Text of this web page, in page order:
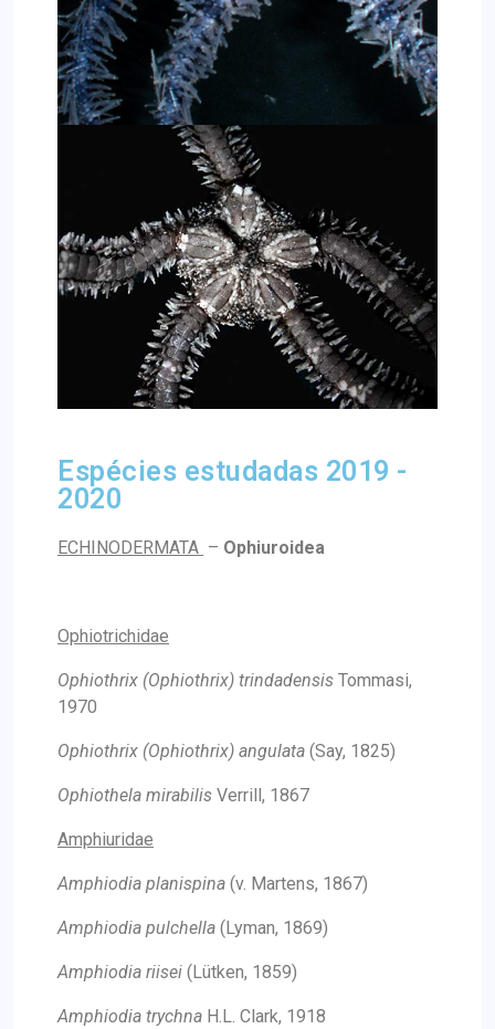
Espécies estudadas 2019 -
2020
ECHINODERMATA – Ophiuroidea
Ophiotrichidae
Ophiothrix (Ophiothrix) trindadensis Tommasi,
1970
Ophiothrix (Ophiothrix) angulata (Say, 1825)
Ophiothela mirabilis Verrill, 1867
Amphiuridae
Amphiodia planispina (v. Martens, 1867)
Amphiodia pulchella (Lyman, 1869)
Amphiodia riisei (Lütken, 1859)
Amphiodia trychna H.L. Clark, 1918